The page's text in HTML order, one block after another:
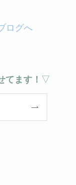
てます！ ▽